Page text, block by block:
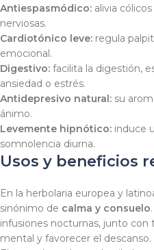
Antiespasmódico: alivia
nerviosas.
Cardiotónico leve: regula
emocional.
Digestivo: facilita la digestión,
ansiedad o estrés.
Antidepresivo natural: su
ánimo.
Levemente hipnótico: induce
somnolencia diurna.
Usos y beneficios
En la herbolaria europea y
sinónimo de calma y consuelo
infusiones nocturnas, junto con
mental y favorecer el descanso.